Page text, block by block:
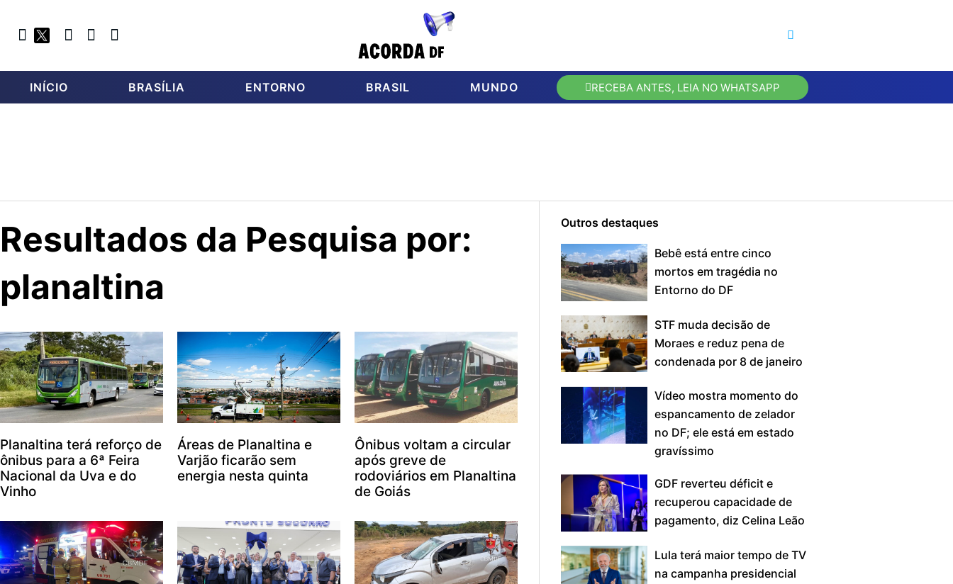
INÍCIO BRASÍLIA ENTORNO BRASIL MUNDO RECEBA ANTES, LEIA NO WHATSAPP
Resultados da Pesquisa por:
planaltina
Planaltina terá reforço de
ônibus para a 6ª Feira
Nacional da Uva e do
Vinho
Áreas de Planaltina e
Varjão ficarão sem
energia nesta quinta
Ônibus voltam a circular
após greve de
rodoviários em Planaltina
de Goiás
Outros destaques
Bebê está entre cinco
mortos em tragédia no
Entorno do DF
STF muda decisão de
Moraes e reduz pena de
condenada por 8 de janeiro
Vídeo mostra momento do
espancamento de zelador
no DF; ele está em estado
gravíssimo
GDF reverteu déficit e
recuperou capacidade de
pagamento, diz Celina Leão
Lula terá maior tempo de TV
na campanha presidencial